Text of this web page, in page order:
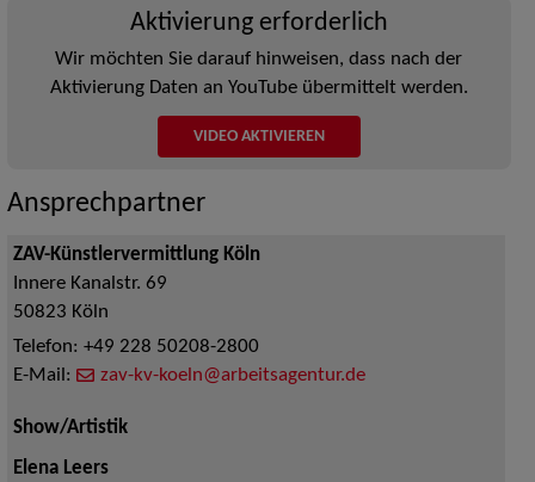
Aktivierung erforderlich
Wir möchten Sie darauf hinweisen, dass nach der
Aktivierung Daten an YouTube übermittelt werden.
VIDEO AKTIVIEREN
Ansprechpartner
ZAV-Künstlervermittlung Köln
Innere Kanalstr. 69
50823 Köln
Telefon: +49 228 50208-2800
E-Mail:
zav-kv-koeln@arbeitsagentur.de
Show/Artistik
Elena Leers